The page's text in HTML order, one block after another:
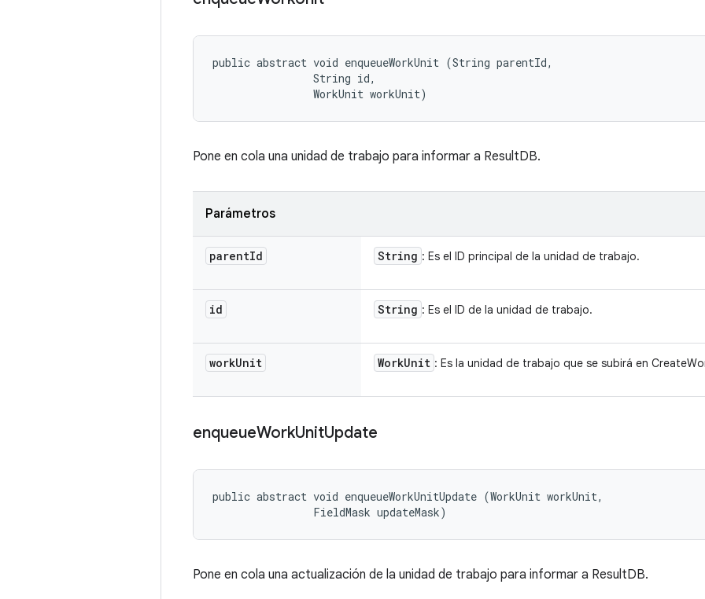
public abstract void enqueueWorkUnit (String parentId,
                String id,
                WorkUnit workUnit)
Pone en cola una unidad de trabajo para informar a ResultDB.
Parámetros
parentId String : Es el ID principal de la unidad de trabajo.
id String : Es el ID de la unidad de trabajo.
workUnit WorkUnit : Es la unidad de trabajo que se subirá en
enqueueWorkUnitUpdate
public abstract void enqueueWorkUnitUpdate (WorkUnit workUnit,
                FieldMask updateMask)
Pone en cola una actualización de la unidad de trabajo para informar a ResultDB.